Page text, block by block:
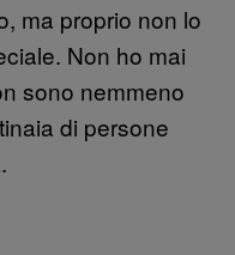
ma proprio non lo
Non ho mai
sono nemmeno
di persone